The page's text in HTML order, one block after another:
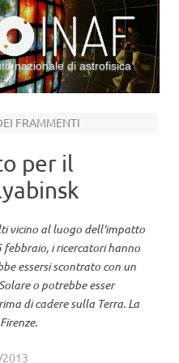
nazionale di astrofisica
FRAMMENTI
per il
vicino al luogo dell'impatto
febbraio, i ricercatori hanno
essersi scontrato con un
o potrebbe esser
di cadere sulla Terra. La